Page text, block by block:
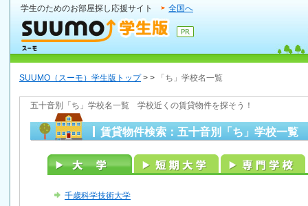
学生のためのお部屋探し応援サイト 全国へ
SUUMO（スーモ）学生版トップ> > 「ち」学校名一覧
五十音別「ち」学校名一覧 学校近くの賃貸物件を探そう！
賃貸物件検索：五十音別「ち」学校一覧
千歳科学技術大学